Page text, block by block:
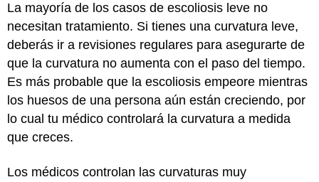
La mayoría de los casos de escoliosis leve no
necesitan tratamiento. Si tienes una curvatura leve,
deberás ir a revisiones regulares para asegurarte de
que la curvatura no aumenta con el paso del tiempo.
Es más probable que la escoliosis empeore mientras
los huesos de una persona aún están creciendo, por
lo cual tu médico controlará la curvatura a medida
que creces.
Los médicos controlan las curvaturas muy